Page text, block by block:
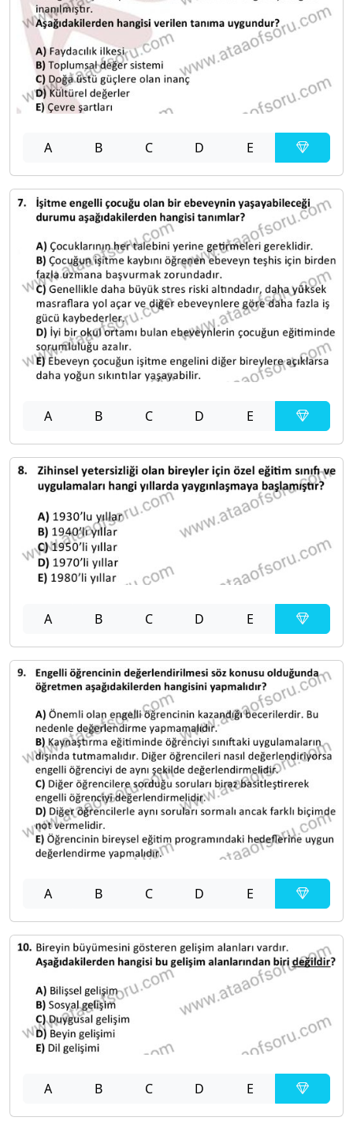
A B C D E
A B C D E
A B C D E
A B C D E
A B C D E